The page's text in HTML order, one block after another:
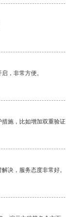
，非常方便。
施，比如增加双重验
决，服务态度非常好。